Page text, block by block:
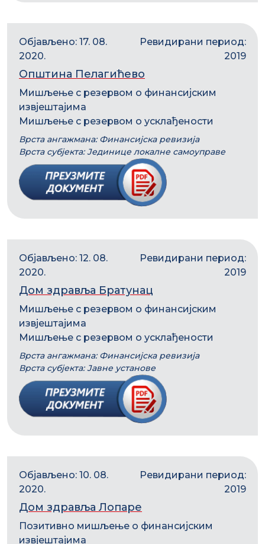
Објављено: 17. 08.
2020.
Ревидирани период:
2019
Општина Пелагићево
Мишљење с резервом о финансијским
извјештајима
Мишљење с резервом о усклађености
Врста ангажмана: Финансијска ревизија
Врста субјекта: Јединице локалне самоуправе
Објављено: 12. 08.
2020.
Ревидирани период:
2019
Дом здравља Братунац
Мишљење с резервом о финансијским
извјештајима
Мишљење с резервом о усклађености
Врста ангажмана: Финансијска ревизија
Врста субјекта: Јавне установе
Објављено: 10. 08.
2020.
Ревидирани период:
2019
Дом здравља Лопаре
Позитивно мишљење о финансијским
извјештајима